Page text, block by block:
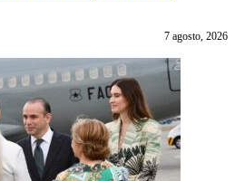
7 agosto, 2026